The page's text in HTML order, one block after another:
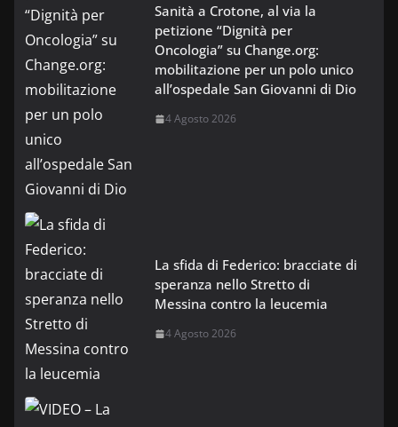
Sanità a Crotone, al via la
petizione “Dignità per
Oncologia” su Change.org:
mobilitazione per un polo unico
all’ospedale San Giovanni di Dio
4 Agosto 2026
La sfida di Federico: bracciate di
speranza nello Stretto di
Messina contro la leucemia
4 Agosto 2026